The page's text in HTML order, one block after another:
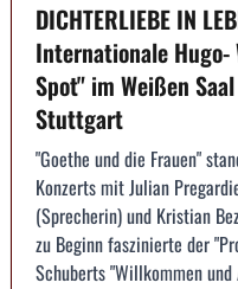
DICHTERLIEBE IN
Internationale Hugo-
Spot" im Weißen
Stuttgart
"Goethe und die Frauen"
Konzerts mit Julian
(Sprecherin) und Kristian
zu Beginn faszinierte der
Schuberts "Willkommen